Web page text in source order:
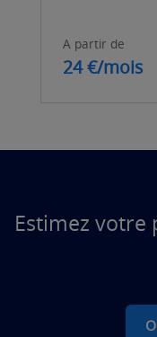
A partir de
24 €/mois
Estimez